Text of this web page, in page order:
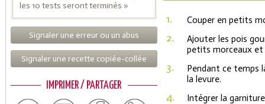
les 10 tests seront terminés »
Signaler une erreur ou un abus
Signaler une recette copiée-collée
IMPRIMER / PARTAGER
1. Couper en petits
2.
Ajouter les pois
petits morceaux et
3.
Pendant ce temps
la levure.
4. Intégrer la